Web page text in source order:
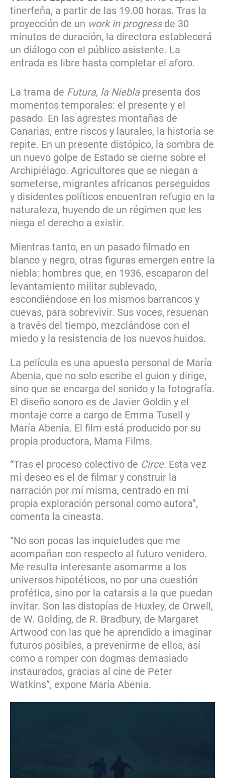
tinerfeña, a partir de las 19.00 horas. Tras la
proyección de un work in progressde 30
minutos de duración, la directora establecerá
un diálogo con el público asistente. La
entrada es libre hasta completar el aforo.
La trama de Futura, la Nieblapresenta dos
momentos temporales: el presente y el
pasado. En las agrestes montañas de
Canarias, entre riscos y laurales, la historia se
repite. En un presente distópico, la sombra de
un nuevo golpe de Estado se cierne sobre el
Archipiélago. Agricultores que se niegan a
someterse, migrantes africanos perseguidos
y disidentes políticos encuentran refugio en la
naturaleza, huyendo de un régimen que les
niega el derecho a existir.
Mientras tanto, en un pasado filmado en
blanco y negro, otras figuras emergen entre la
niebla: hombres que, en 1936, escaparon del
levantamiento militar sublevado,
escondiéndose en los mismos barrancos y
cuevas, para sobrevivir. Sus voces, resuenan
a través del tiempo, mezclándose con el
miedo y la resistencia de los nuevos huidos.
La película es una apuesta personal de María
Abenia, que no solo escribe el guion y dirige,
sino que se encarga del sonido y la fotografía.
El diseño sonoro es de Javier Goldin y el
montaje corre a cargo de Emma Tusell y
María Abenia. El film está producido por su
propia productora, Mama Films.
“Tras el proceso colectivo de Circe. Esta vez
mi deseo es el de filmar y construir la
narración por mí misma, centrado en mi
propia exploración personal como autora”,
comenta la cineasta.
“No son pocas las inquietudes que me
acompañan con respecto al futuro venidero.
Me resulta interesante asomarme a los
universos hipotéticos, no por una cuestión
profética, sino por la catarsis a la que puedan
invitar. Son las distopías de Huxley, de Orwell,
de W. Golding, de R. Bradbury, de Margaret
Artwood con las que he aprendido a imaginar
futuros posibles, a prevenirme de ellos, así
como a romper con dogmas demasiado
instaurados, gracias al cine de Peter
Watkins”, expone María Abenia.